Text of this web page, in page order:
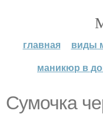
главная виды
маникюр в
Сумочка